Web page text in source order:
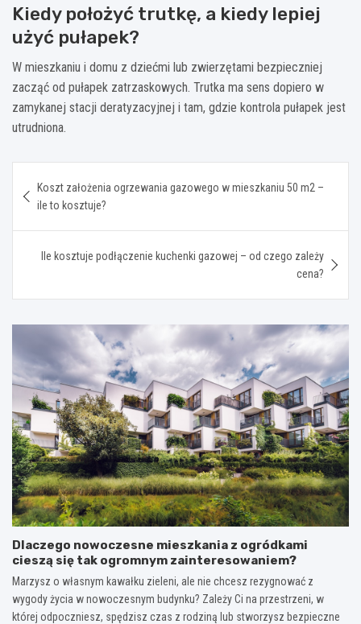
Kiedy położyć trutkę, a kiedy lepiej
użyć pułapek?
W mieszkaniu i domu z dziećmi lub zwierzętami bezpieczniej
zacząć od pułapek zatrzaskowych. Trutka ma sens dopiero w
zamykanej stacji deratyzacyjnej i tam, gdzie kontrola pułapek jest
utrudniona.
wpisu
Koszt założenia ogrzewania gazowego w mieszkaniu 50 m2 –
ile to kosztuje?
Ile kosztuje podłączenie kuchenki gazowej – od czego zależy
cena?
Dlaczego nowoczesne mieszkania z ogródkami
cieszą się tak ogromnym zainteresowaniem?
Marzysz o własnym kawałku zieleni, ale nie chcesz rezygnować z
wygody życia w nowoczesnym budynku? Zależy Ci na przestrzeni, w
której odpoczniesz, spędzisz czas z rodziną lub stworzysz bezpieczne